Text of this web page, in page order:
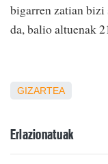
bigarren zatian bizi
da, balio altuenak
GIZARTEA
Erlazionatuak